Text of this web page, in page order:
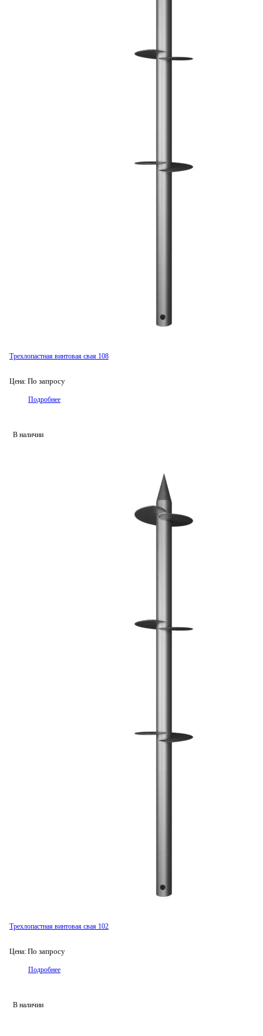
Трехлопастная винтовая свая 108
Цена: По запросу
Подробнее
В наличии
Трехлопастная винтовая свая 102
Цена: По запросу
Подробнее
В наличии